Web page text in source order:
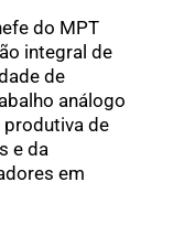
do MPT
integral de
de
análogo
produtiva de
e da
em